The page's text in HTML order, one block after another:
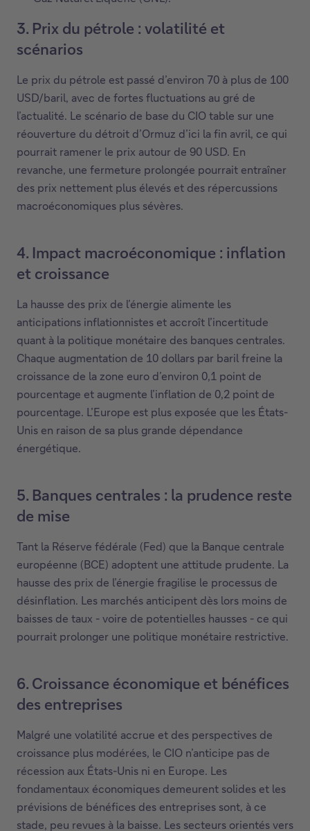
3. Prix du pétrole : volatilité et
scénarios
Le prix du pétrole est passé d’environ 70 à plus de 100
USD/baril, avec de fortes fluctuations au gré de
l’actualité. Le scénario de base du CIO table sur une
réouverture du détroit d’Ormuz d’ici la fin avril, ce qui
pourrait ramener le prix autour de 90 USD. En
revanche, une fermeture prolongée pourrait entraîner
des prix nettement plus élevés et des répercussions
macroéconomiques plus sévères.
4. Impact macroéconomique : inflation
et croissance
La hausse des prix de l’énergie alimente les
anticipations inflationnistes et accroît l’incertitude
quant à la politique monétaire des banques centrales.
Chaque augmentation de 10 dollars par baril freine la
croissance de la zone euro d’environ 0,1 point de
pourcentage et augmente l’inflation de 0,2 point de
pourcentage. L’Europe est plus exposée que les États-
Unis en raison de sa plus grande dépendance
énergétique.
5. Banques centrales : la prudence reste
de mise
Tant la Réserve fédérale (Fed) que la Banque centrale
européenne (BCE) adoptent une attitude prudente. La
hausse des prix de l’énergie fragilise le processus de
désinflation. Les marchés anticipent dès lors moins de
baisses de taux - voire de potentielles hausses - ce qui
pourrait prolonger une politique monétaire restrictive.
6. Croissance économique et bénéfices
des entreprises
Malgré une volatilité accrue et des perspectives de
croissance plus modérées, le CIO n’anticipe pas de
récession aux États-Unis ni en Europe. Les
fondamentaux économiques demeurent solides et les
prévisions de bénéfices des entreprises sont, à ce
stade, peu revues à la baisse. Les secteurs orientés vers